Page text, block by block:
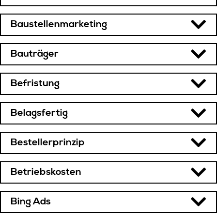
Baustellenmarketing
Bauträger
Befristung
Belagsfertig
Bestellerprinzip
Betriebskosten
Bing Ads